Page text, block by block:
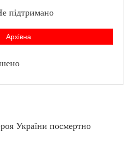
підтримано
Архівна
України посмертно